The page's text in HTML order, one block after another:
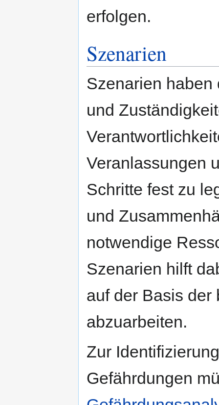
erfolgen.
Szenarien
Szenarien haben
und
Veranlassungen
Schritte fest zu
und
notwendige
Szenarien hilft
auf der Basis der
abzuarbeiten.
Zur
Gefährdungen